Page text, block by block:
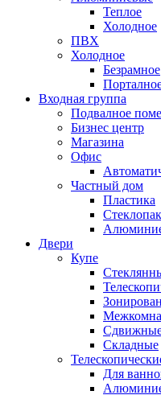
Теплое
Холодное
ПВХ
Холодное
Безрамное
Входная группа
Подвалное
Бизнес центр
Магазина
Офис
Частный дом
Пластика
Двери
Купе
Складные
Для